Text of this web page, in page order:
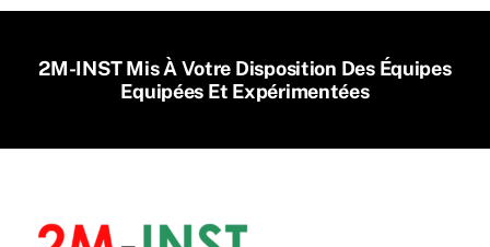
2M-INST Mis À Votre Disposition Des Équipes
Equipées Et Expérimentées